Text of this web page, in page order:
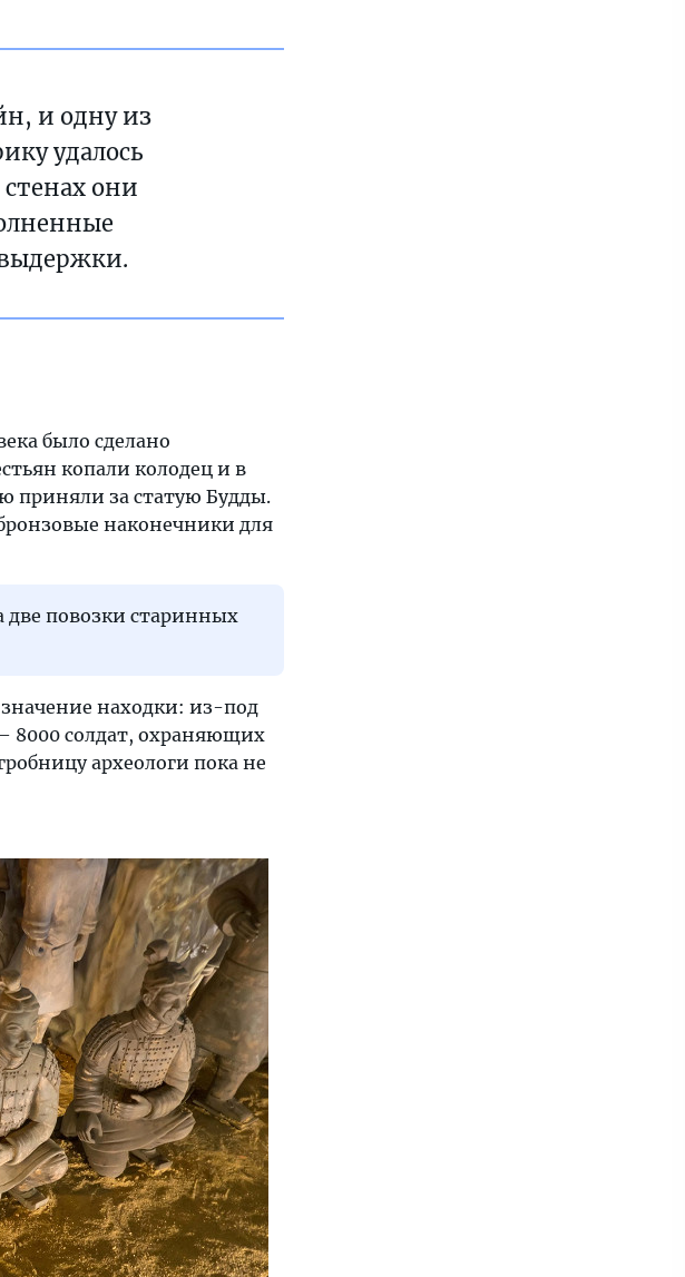
и одну из
удалось
они
было сделано
копали колодец и в
приняли за статую Будды.
наконечники для
повозки старинных
находки: из-под
8000 солдат, охраняющих
археологи пока не